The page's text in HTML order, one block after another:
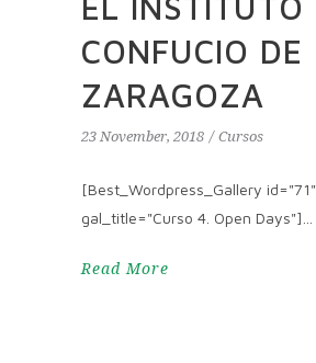
CONFUCIO DE
ZARAGOZA
23 November, 2018 Cursos
[Best_Wordpress_Gallery id="71"
gal_title="Curso 4. Open Days"]
Read More